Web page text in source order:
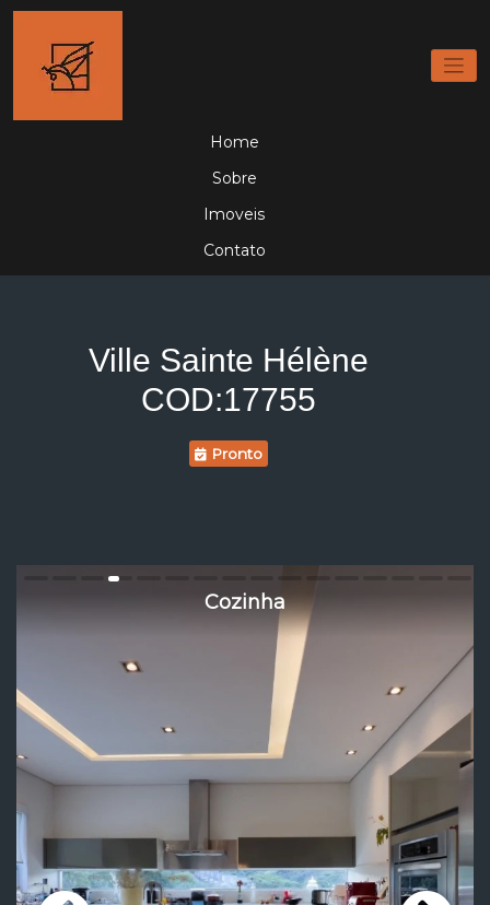
Home
Sobre
Imoveis
Contato
Ville Sainte Hélène
COD:17755
Pronto
Cozinha